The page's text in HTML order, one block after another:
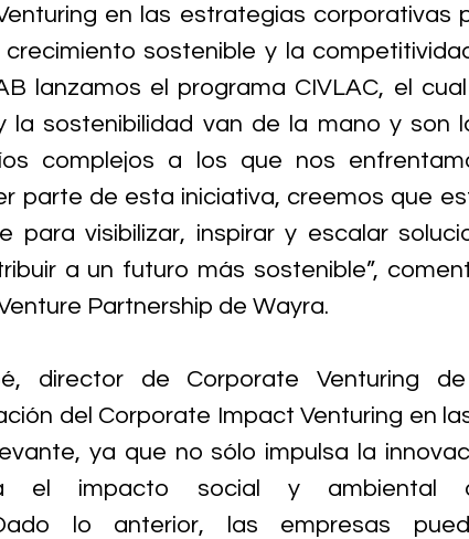
en las estrategias corporativas
sostenible y la
lanzamos el programa CIVLAC, el
la sostenibilidad van de la mano y son
complejos a los que nos
parte de esta iniciativa, creemos que
para visibilizar, inspirar y escalar
a un futuro más sostenible”,
Partnership de Wayra.
director de Corporate Venturing de
del Corporate Impact Venturing en
ya que no sólo impulsa la
el impacto social y ambiental
lo anterior, las empresas